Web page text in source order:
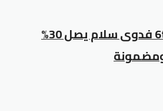
كود خصم 6th street فدوى سلام يصل 30%